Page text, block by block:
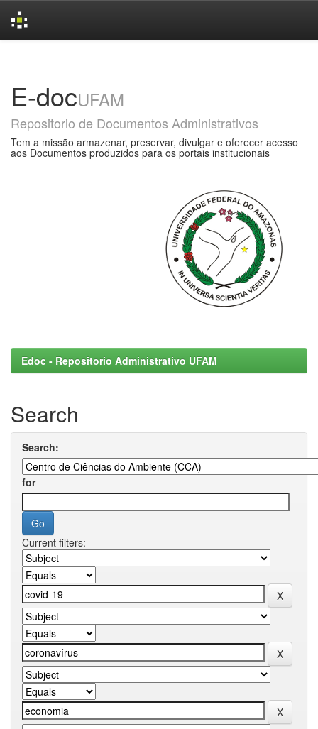
E-docUFAM
Repositorio de Documentos Administrativos
Tem a missão armazenar, preservar, divulgar e oferecer acesso
aos Documentos produzidos para os portais institucionais
Edoc - Repositorio Administrativo UFAM
Search
Search:
for
Current filters: